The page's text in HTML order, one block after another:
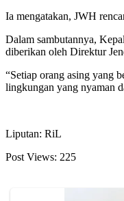
Ia mengatakan, JWH
Dalam sambutannya,
diberikan oleh Direktur
“Setiap orang asing yang
lingkungan yang nyaman
Liputan: RiL
Post Views: 225